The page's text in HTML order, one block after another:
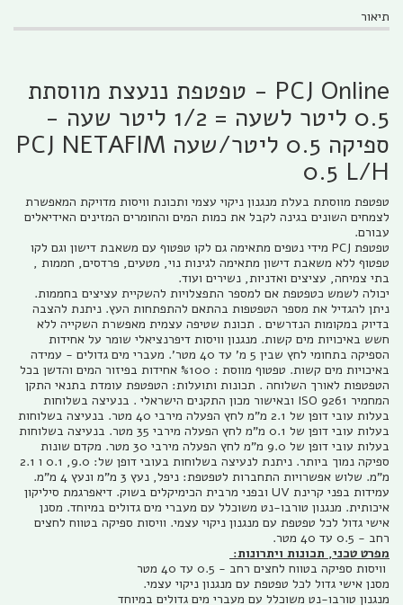
תיאור
PCJ Online - טפטפת ננעצת מווסתת
0.5 ליטר לשעה = 1/2 ליטר שעה -
ספיקה 0.5 ליטר/שעה PCJ NETAFIM
0.5 L/H
טפטפת מווסתת בעלת מנגנון ניקוי עצמי ותכונת וויסות מדויקת המאפשרת
לצמחים השונים בגינה לקבל את כמות המים והחומרים המזינים האידיאלים
עבורם.
טפטפת PCJ מידי נטפים מתאימה גם לקו טפטוף עם משאבת דישון וגם לקו
טפטוף ללא משאבת דישון מתאימה לגינות נוי, מטעים, פרדסים, חממות ,
בתי צמיחה, עציצים ואדניות, נשירים ועוד.
יכולה לשמש כטפטפת אם למספר התפצלויות להשקיית עציצים בחממות.
ניתן להגדיל את מספר הטפטפות בהתאם להתפתחות העץ. ניתנת להצבה
בדיוק במקומות הנדרשים . תכונת שטיפה עצמית מאפשרת השקייה ללא
חשש באיכויות מים קשות. מנגנון וויסות דיפרנציאלי שומר על אחידות
הספיקה בתחומי לחץ שבין 5 מ' עד 40 מטר'. מעברי מים גדולים - עמידה
באיכויות מים קשות. טפטוף מווסת : %100 אחידות בפיזור המים והדשן בכל
הטפטפות לאורך השלוחה . תכונות ותועלות: הטפטפת עומדת בתנאי התקן
המחמיר 9261 ISO ובאישור מכון התקנים הישראלי . בנעיצה בשלוחות
בעלות עובי דופן של 2.1 מ"מ לחץ הפעלה מירבי 40 מטר. בנעיצה בשלוחות
בעלות עובי דופן של 0.1 מ"מ לחץ הפעלה מירבי 35 מטר. בנעיצה בשלוחות
בעלות עובי דופן של 9.0 מ"מ לחץ הפעלה מירבי 30 מטר. מקדם שונות
ספיקה נמוך ביותר. ניתנת לנעיצה בשלוחות בעובי דופן של: 9.0, 0.1 ו 2.1
מ"מ. שלוש אפשרויות התחברות לטפטפת: ניפל, נעץ 3 מ"מ ונעץ 4 מ"מ.
עמידות בפני קרינת UV ובפני מרבית הכימיקלים בשוק. דיאפרגמת סיליקון
איכותית. מנגנון טורבו-נט משוכלל עם מעברי מים גדולים במיוחד. מסנן
אישי גדול לכל טפטפת עם מנגנון ניקוי עצמי. וויסות ספיקה בטווח לחצים
רחב - 0.5 עד 40 מטר.
מפרט טכני, תכונות ויתרונות:
וויסות ספיקה בטווח לחצים רחב - 0.5 עד 40 מטר
מסנן אישי גדול לכל טפטפת עם מנגנון ניקוי עצמי.
מנגנון טורבו-נט משוכלל עם מעברי מים גדולים במיוחד